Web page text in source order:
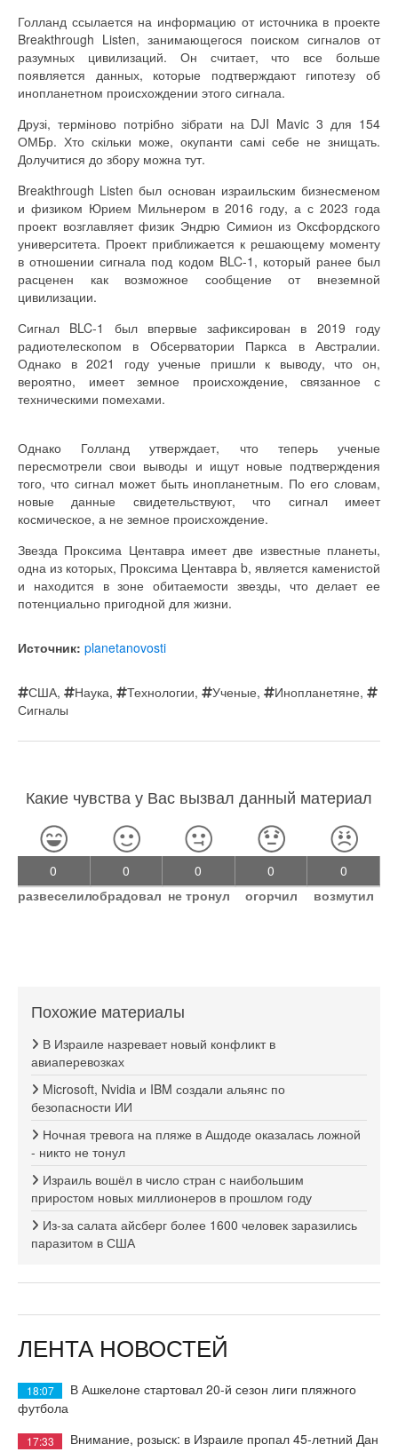
Голланд ссылается на информацию от источника в проекте
Breakthrough Listen, занимающегося поиском сигналов от
разумных цивилизаций. Он считает, что все больше
появляется данных, которые подтверждают гипотезу об
инопланетном происхождении этого сигнала.
Друзі, терміново потрібно зібрати на DJI Mavic 3 для 154
ОМБр. Хто скільки може, окупанти самі себе не знищать.
Долучитися до збору можна тут.
Breakthrough Listen был основан израильским бизнесменом
и физиком Юрием Мильнером в 2016 году, а с 2023 года
проект возглавляет физик Эндрю Симион из Оксфордского
университета. Проект приближается к решающему моменту
в отношении сигнала под кодом BLC-1, который ранее был
расценен как возможное сообщение от внеземной
цивилизации.
Сигнал BLC-1 был впервые зафиксирован в 2019 году
радиотелескопом в Обсерватории Паркса в Австралии.
Однако в 2021 году ученые пришли к выводу, что он,
вероятно, имеет земное происхождение, связанное с
техническими помехами.
Однако Голланд утверждает, что теперь ученые
пересмотрели свои выводы и ищут новые подтверждения
того, что сигнал может быть инопланетным. По его словам,
новые данные свидетельствуют, что сигнал имеет
космическое, а не земное происхождение.
Звезда Проксима Центавра имеет две известные планеты,
одна из которых, Проксима Центавра b, является каменистой
и находится в зоне обитаемости звезды, что делает ее
потенциально пригодной для жизни.
Источник: planetanovosti
США, Наука, Технологии, Ученые, Инопланетяне,
Сигналы
Какие чувства у Вас вызвал данный материал
0
развеселил
0
обрадовал
0
не тронул
0
огорчил
0
возмутил
Похожие материалы
В Израиле назревает новый конфликт в
авиаперевозках
Microsoft, Nvidia и IBM создали альянс по
безопасности ИИ
Ночная тревога на пляже в Ашдоде оказалась ложной
- никто не тонул
Израиль вошёл в число стран с наибольшим
приростом новых миллионеров в прошлом году
Из-за салата айсберг более 1600 человек заразились
паразитом в США
ЛЕНТА НОВОСТЕЙ
18:07
В Ашкелоне стартовал 20-й сезон лиги пляжного
футбола
17:33
Внимание, розыск: в Израиле пропал 45-летний Дан